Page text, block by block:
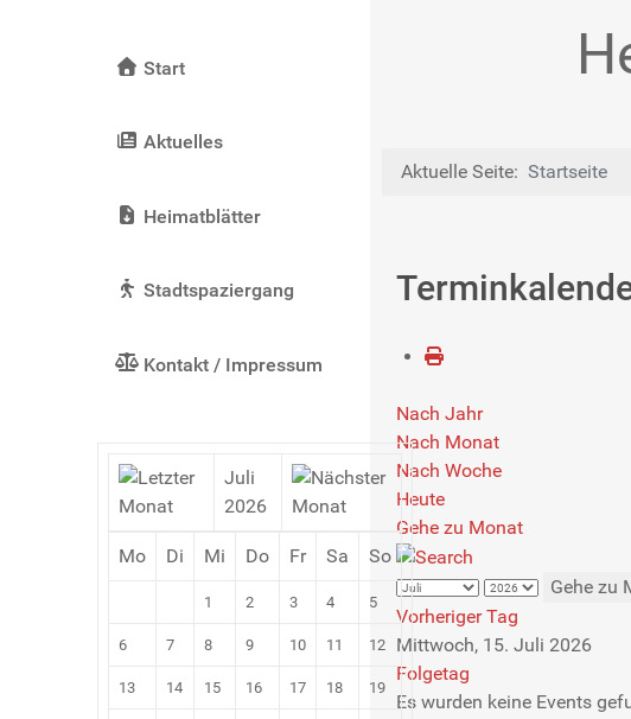
Start
Aktuelles
Heimatblätter
Stadtspaziergang
Kontakt / Impressum
Juli
2026
Mo Di Mi Do Fr Sa So
1 2 3 4 5
6 7 8 9 10 11 12
13 14 15 16 17 18 19
Aktuelle Seite: Startseite
Nach Jahr
Nach Monat
Nach Woche
Heute
Gehe zu Monat
Gehe zu
Vorheriger Tag
Mittwoch, 15. Juli 2026
Folgetag
Es wurden keine Events